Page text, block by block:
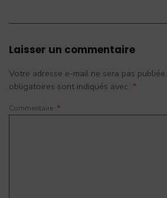
Laisser un commentaire
Votre adresse e-mail ne sera pas publiée.
obligatoires sont indiqués avec *
Commentaire *